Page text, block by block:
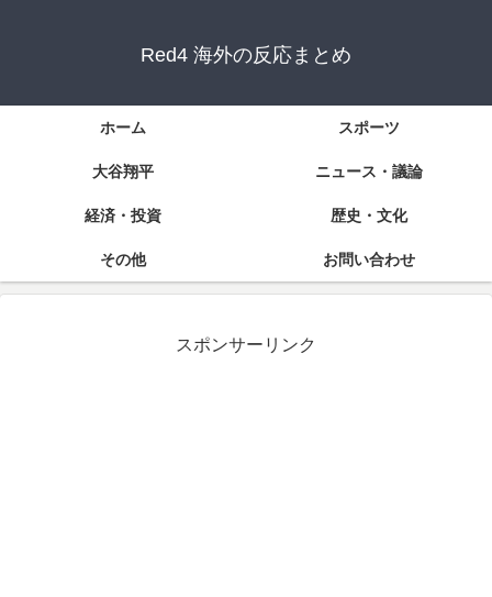
Red4 海外の反応まとめ
ホーム スポーツ
大谷翔平 ニュース・議論
経済・投資 歴史・文化
その他 お問い合わせ
スポンサーリンク